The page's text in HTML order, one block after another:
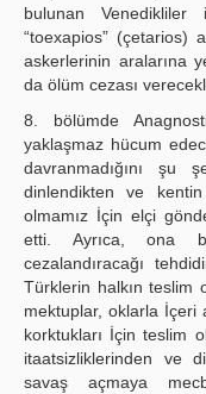
bulunan Venedikliler
“toexapios” (çetarios)
askerlerinin aralarına
da ölüm cezası
8. bölümde
yaklaşmaz hücum
davranmadığını
dinlendikten ve
olmamız İçin elçi
etti. Ayrıca, ona
cezalandıracağı
Türklerin halkın teslim
mektuplar, oklarla İçeri
korktukları İçin teslim
itaatsizliklerinden ve
savaş açmaya